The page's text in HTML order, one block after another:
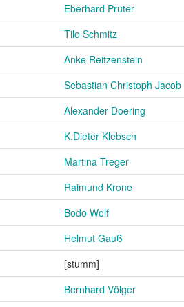
Eberhard Prüter
Tilo Schmitz
Anke Reitzenstein
Sebastian Christoph Jacob
Alexander Doering
K.Dieter Klebsch
Martina Treger
Raimund Krone
Bodo Wolf
Helmut Gauß
[stumm]
Bernhard Völger